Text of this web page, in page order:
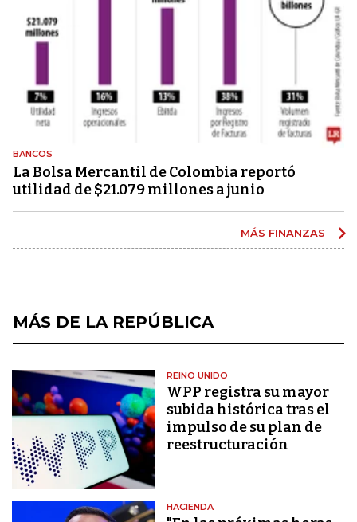
BANCOS
La Bolsa Mercantil de Colombia reportó
utilidad de $21.079 millones a junio
MÁS FINANZAS
MÁS DE LA REPÚBLICA
REINO UNIDO
WPP registra su mayor
subida histórica tras el
impulso de su plan de
reestructuración
HACIENDA